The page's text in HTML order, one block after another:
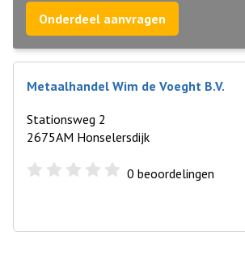
Onderdeel aanvragen
Metaalhandel Wim de Voeght B.V.
Stationsweg 2
2675AM Honselersdijk
0 beoordelingen